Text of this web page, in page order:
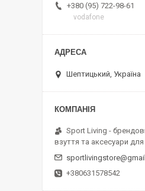
+380 (95) 722-98-61
vodafone
Шептицький, Україна
Sport Living -
взуття та аксесуари
+380631578542